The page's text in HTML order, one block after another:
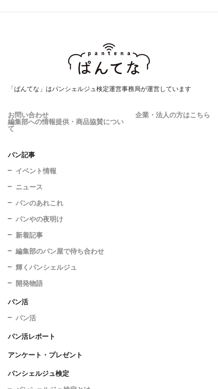
「ぱんてな」はパンシェルジュ検定運営事務局が運営しています
お問い合わせ 企業・法人の方はこちら
編集部への情報提供・商品協賛につい
て
パン記事
イベント情報
ニュース
パンのあれこれ
パンやの夜明け
新着記事
編集部のパン屋で待ち合わせ
輝くパンシェルジュ
開発物語
パン活
パン活
パン活レポート
アンケート・プレゼント
パンシェルジュ検定